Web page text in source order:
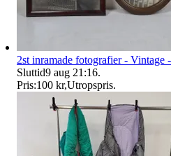
2st inramade fotografier -
Sluttid9 aug 21:16.
Pris:100 kr,Utropspris.